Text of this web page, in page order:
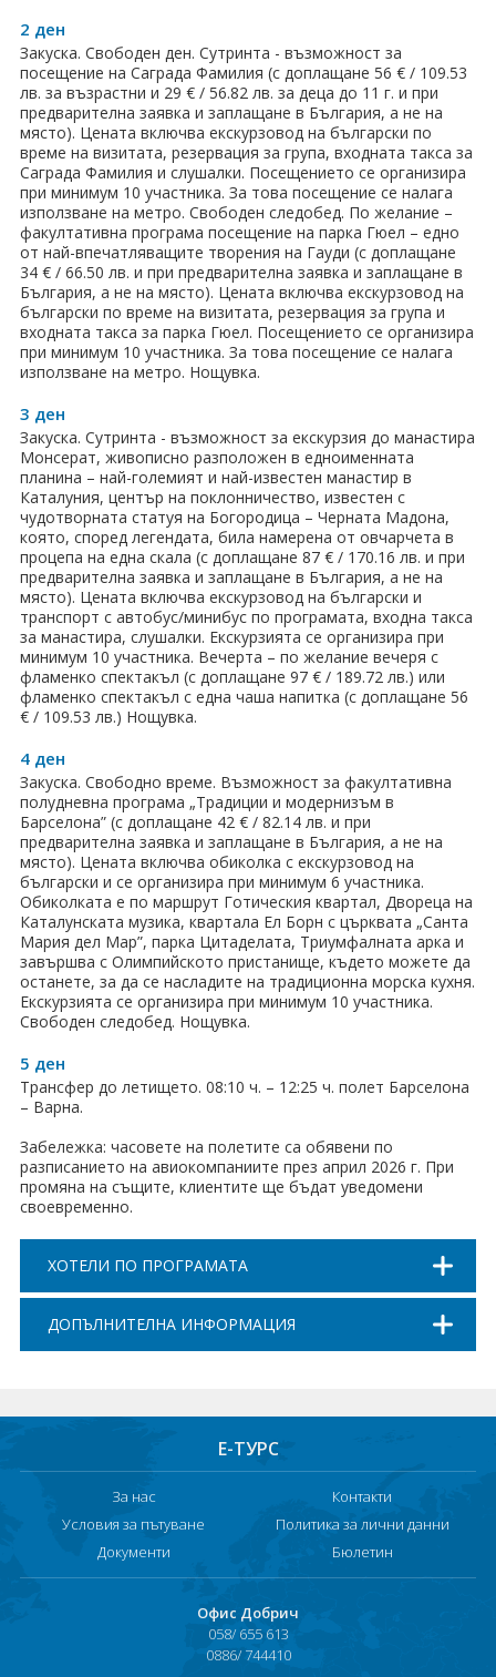
КРУИЗИ
САМОЛЕТНИ БИЛЕТИ
ХОТЕЛИ
Хотели в България
Хотели в чужбина
ЕЗИКОВО УЧИЛИЩЕ
SUMMER ENGLISH TALENTS ACADEMY
ВХОД ЗА АГЕНТИ
2 ден
Закуска. Свободен ден. Сутринта - възможност за
посещение на Саграда Фамилия (с доплащане 56 € / 109.53
лв. за възрастни и 29 € / 56.82 лв. за деца до 11 г. и при
предварителна заявка и заплащане в България, а не на
място). Цената включва екскурзовод на български по
време на визитата, резервация за група, входната такса за
Саграда Фамилия и слушалки. Посещението се организира
при минимум 10 участника. За това посещение се налага
използване на метро. Свободен следобед. По желание –
факултативна програма посещение на парка Гюел – едно
от най-впечатляващите творения на Гауди (с доплащане
34 € / 66.50 лв. и при предварителна заявка и заплащане в
България, а не на място). Цената включва екскурзовод на
български по време на визитата, резервация за група и
входната такса за парка Гюел. Посещението се организира
при минимум 10 участника. За това посещение се налага
използване на метро. Нощувка.
3 ден
Закуска. Сутринта - възможност за екскурзия до манастира
Монсерат, живописно разположен в едноименната
планина – най-големият и най-известен манастир в
Каталуния, център на поклонничество, известен с
чудотворната статуя на Богородица – Черната Мадона,
която, според легендата, била намерена от овчарчета в
процепа на една скала (с доплащане 87 € / 170.16 лв. и при
предварителна заявка и заплащане в България, а не на
място). Цената включва екскурзовод на български и
транспорт с автобус/минибус по програмата, входна такса
за манастира, слушалки. Екскурзията се организира при
минимум 10 участника. Вечерта – по желание вечеря с
фламенко спектакъл (с доплащане 97 € / 189.72 лв.) или
фламенко спектакъл с една чаша напитка (с доплащане 56
€ / 109.53 лв.) Нощувка.
4 ден
Закуска. Свободно време. Възможност за факултативна
полудневна програма „Традиции и модернизъм в
Барселона” (с доплащане 42 € / 82.14 лв. и при
предварителна заявка и заплащане в България, а не на
място). Цената включва обиколка с екскурзовод на
български и се организира при минимум 6 участника.
Обиколката е по маршрут Готическия квартал, Двореца на
Каталунската музика, квартала Ел Борн с църквата „Санта
Мария дел Мар”, парка Цитаделата, Триумфалната арка и
завършва с Олимпийското пристанище, където можете да
останете, за да се насладите на традиционна морска кухня.
Екскурзията се организира при минимум 10 участника.
Свободен следобед. Нощувка.
5 ден
Трансфер до летището. 08:10 ч. – 12:25 ч. полет Барселона
– Варна.
Забележка: часовете на полетите са обявени по
разписанието на авиокомпаниите през април 2026 г. При
промяна на същите, клиентите ще бъдат уведомени
своевременно.
ХОТЕЛИ ПО ПРОГРАМАТА
ДОПЪЛНИТЕЛНА ИНФОРМАЦИЯ
Е-ТУРС
За нас
Контакти
Условия за пътуване
Политика за лични данни
Документи
Бюлетин
Офис Добрич
058/ 655 613
0886/ 744410